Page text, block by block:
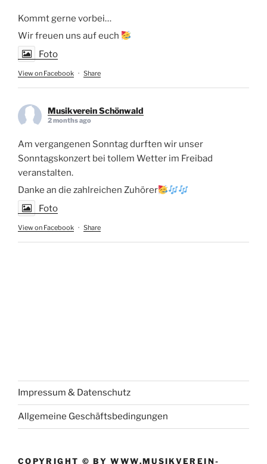
Kommt gerne vorbei…
Wir freuen uns auf euch
Foto
View on Facebook · Share
Musikverein Schönwald
2 months ago
Am vergangenen Sonntag durften wir unser
Sonntagskonzert bei tollem Wetter im Freibad
veranstalten.
Danke an die zahlreichen Zuhörer
Foto
View on Facebook · Share
Impressum & Datenschutz
Allgemeine Geschäftsbedingungen
COPYRIGHT © BY WWW.MUSIKVEREIN-